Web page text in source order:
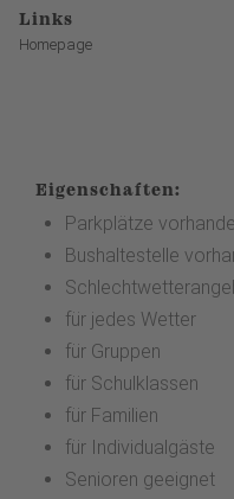
Links
Homepage
Eigenschaften:
Parkplätze
Bushaltestelle
für jedes Wetter
für Gruppen
für Schulklassen
für Familien
für Individualgäste
Senioren geeignet